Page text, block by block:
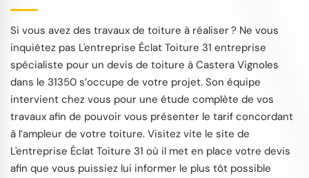
Si vous avez des travaux de toiture à réaliser ? Ne vous
inquiétez pas L'entreprise Éclat Toiture 31 entreprise
spécialiste pour un devis de toiture à Castera Vignoles
dans le 31350 s’occupe de votre projet. Son équipe
intervient chez vous pour une étude complète de vos
travaux afin de pouvoir vous présenter le tarif concordant
à l’ampleur de votre toiture. Visitez vite le site de
L'entreprise Éclat Toiture 31 où il met en place votre devis
afin que vous puissiez lui informer le plus tôt possible